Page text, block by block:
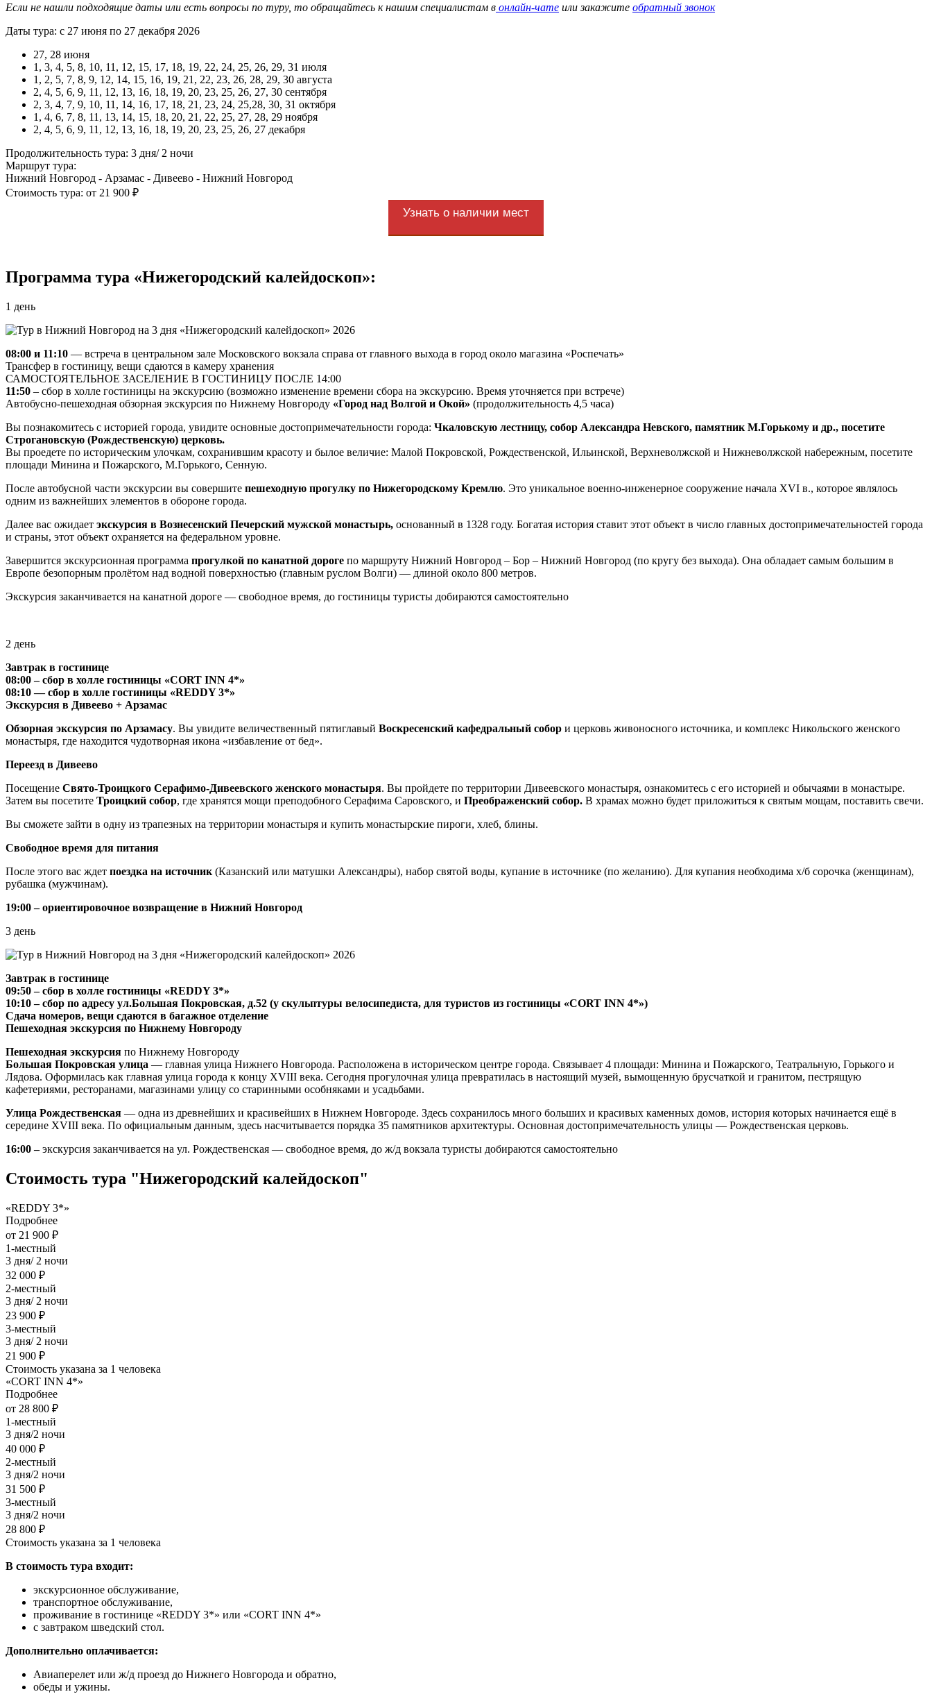
Если не нашли подходящие даты или есть вопросы по туру, то обращайтесь к нашим специалистам в онлайн-чате или закажите обратный звонок
Даты тура: с 27 июня по 27 декабря 2026
27, 28 июня
1, 3, 4, 5, 8, 10, 11, 12, 15, 17, 18, 19, 22, 24, 25, 26, 29, 31 июля
1, 2, 5, 7, 8, 9, 12, 14, 15, 16, 19, 21, 22, 23, 26, 28, 29, 30 августа
2, 4, 5, 6, 9, 11, 12, 13, 16, 18, 19, 20, 23, 25, 26, 27, 30 сентября
2, 3, 4, 7, 9, 10, 11, 14, 16, 17, 18, 21, 23, 24, 25,28, 30, 31 октября
1, 4, 6, 7, 8, 11, 13, 14, 15, 18, 20, 21, 22, 25, 27, 28, 29 ноября
2, 4, 5, 6, 9, 11, 12, 13, 16, 18, 19, 20, 23, 25, 26, 27 декабря
Продолжительность тура: 3 дня/ 2 ночи
Маршрут тура:
Нижний Новгород - Арзамас - Дивеево - Нижний Новгород
Стоимость тура: от 21 900 ₽
Узнать о наличии мест
Программа тура «Нижегородский калейдоскоп»:
1 день
08:00 и 11:10 — встреча в центральном зале Московского вокзала справа от главного выхода в город около магазина «Роспечать»
Трансфер в гостиницу, вещи сдаются в камеру хранения
САМОСТОЯТЕЛЬНОЕ ЗАСЕЛЕНИЕ В ГОСТИНИЦУ ПОСЛЕ 14:00
11:50 – сбор в холле гостиницы на экскурсию (возможно изменение времени сбора на экскурсию. Время уточняется при встрече)
Автобусно-пешеходная обзорная экскурсия по Нижнему Новгороду «Город над Волгой и Окой» (продолжительность 4,5 часа)
Вы познакомитесь с историей города, увидите основные достопримечательности города: Чкаловскую лестницу, собор Александра Невского, памятник М.Горькому и др., посетите
Строгановскую (Рождественскую) церковь.
Вы проедете по историческим улочкам, сохранившим красоту и былое величие: Малой Покровской, Рождественской, Ильинской, Верхневолжской и Нижневолжской набережным, посетите
площади Минина и Пожарского, М.Горького, Сенную.
После автобусной части экскурсии вы совершите пешеходную прогулку по Нижегородскому Кремлю. Это уникальное военно-инженерное сооружение начала XVI в., которое являлось
одним из важнейших элементов в обороне города.
Далее вас ожидает экскурсия в Вознесенский Печерский мужской монастырь, основанный в 1328 году. Богатая история ставит этот объект в число главных достопримечательностей города
и страны, этот объект охраняется на федеральном уровне.
Завершится экскурсионная программа прогулкой по канатной дороге по маршруту Нижний Новгород – Бор – Нижний Новгород (по кругу без выхода). Она обладает самым большим в
Европе безопорным пролётом над водной поверхностью (главным руслом Волги) — длиной около 800 метров.
Экскурсия заканчивается на канатной дороге — свободное время, до гостиницы туристы добираются самостоятельно
2 день
Завтрак в гостинице
08:00 – сбор в холле гостиницы «CORT INN 4*»
08:10 — сбор в холле гостиницы «REDDY 3*»
Экскурсия в Дивеево + Арзамас
Обзорная экскурсия по Арзамасу. Вы увидите величественный пятиглавый Воскресенский кафедральный собор и церковь живоносного источника, и комплекс Никольского женского
монастыря, где находится чудотворная икона «избавление от бед».
Переезд в Дивеево
Посещение Свято-Троицкого Серафимо-Дивеевского женского монастыря. Вы пройдете по территории Дивеевского монастыря, ознакомитесь с его историей и обычаями в монастыре.
Затем вы посетите Троицкий собор, где хранятся мощи преподобного Серафима Саровского, и Преображенский собор. В храмах можно будет приложиться к святым мощам, поставить свечи.
Вы сможете зайти в одну из трапезных на территории монастыря и купить монастырские пироги, хлеб, блины.
Свободное время для питания
После этого вас ждет поездка на источник (Казанский или матушки Александры), набор святой воды, купание в источнике (по желанию). Для купания необходима х/б сорочка (женщинам),
рубашка (мужчинам).
19:00 – ориентировочное возвращение в Нижний Новгород
3 день
Завтрак в гостинице
09:50 – сбор в холле гостиницы «REDDY 3*»
10:10 – сбор по адресу ул.Большая Покровская, д.52 (у скульптуры велосипедиста, для туристов из гостиницы «CORT INN 4*»)
Сдача номеров, вещи сдаются в багажное отделение
Пешеходная экскурсия по Нижнему Новгороду
Пешеходная экскурсия по Нижнему Новгороду
Большая Покровская улица — главная улица Нижнего Новгорода. Расположена в историческом центре города. Связывает 4 площади: Минина и Пожарского, Театральную, Горького и
Лядова. Оформилась как главная улица города к концу XVIII века. Сегодня прогулочная улица превратилась в настоящий музей, вымощенную брусчаткой и гранитом, пестрящую
кафетериями, ресторанами, магазинами улицу со старинными особняками и усадьбами.
Улица Рождественская — одна из древнейших и красивейших в Нижнем Новгороде. Здесь сохранилось много больших и красивых каменных домов, история которых начинается ещё в
середине XVIII века. По официальным данным, здесь насчитывается порядка 35 памятников архитектуры. Основная достопримечательность улицы — Рождественская церковь.
16:00 –экскурсия заканчивается на ул. Рождественская — свободное время, до ж/д вокзала туристы добираются самостоятельно
Стоимость тура "Нижегородский калейдоскоп"
«REDDY 3*»
Подробнее
от 21 900 ₽
1-местный
3 дня/ 2 ночи
32 000 ₽
2-местный
3 дня/ 2 ночи
23 900 ₽
3-местный
3 дня/ 2 ночи
21 900 ₽
Стоимость указана за 1 человека
«CORT INN 4*»
Подробнее
от 28 800 ₽
1-местный
3 дня/2 ночи
40 000 ₽
2-местный
3 дня/2 ночи
31 500 ₽
3-местный
3 дня/2 ночи
28 800 ₽
Стоимость указана за 1 человека
В стоимость тура входит:
экскурсионное обслуживание,
транспортное обслуживание,
проживание в гостинице «REDDY 3*» или «CORT INN 4*»
с завтраком шведский стол.
Дополнительно оплачивается:
Авиаперелет или ж/д проезд до Нижнего Новгорода и обратно,
обеды и ужины.